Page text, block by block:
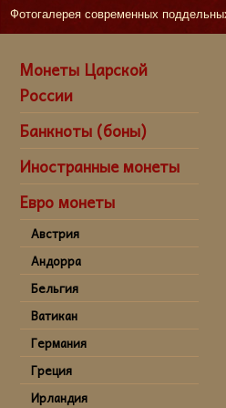
Фотогалерея современных
Монеты Царской
России
Банкноты (боны)
Иностранные монеты
Евро монеты
Австрия
Андорра
Бельгия
Ватикан
Германия
Греция
Ирландия